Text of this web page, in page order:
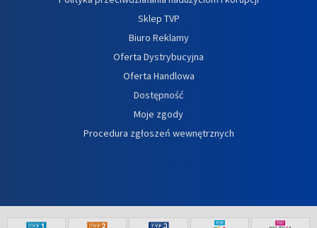
Sklep TVP
Biuro Reklamy
Oferta Dystrybucyjna
Oferta Handlowa
Dostępność
Moje zgody
Procedura zgłoszeń wewnętrznych